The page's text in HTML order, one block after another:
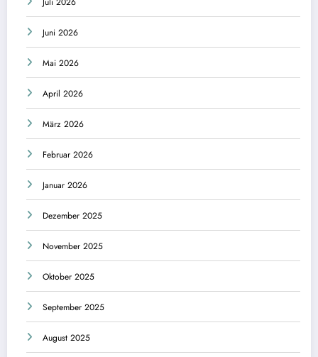
Juni 2026
Mai 2026
April 2026
März 2026
Februar 2026
Januar 2026
Dezember 2025
November 2025
Oktober 2025
September 2025
August 2025